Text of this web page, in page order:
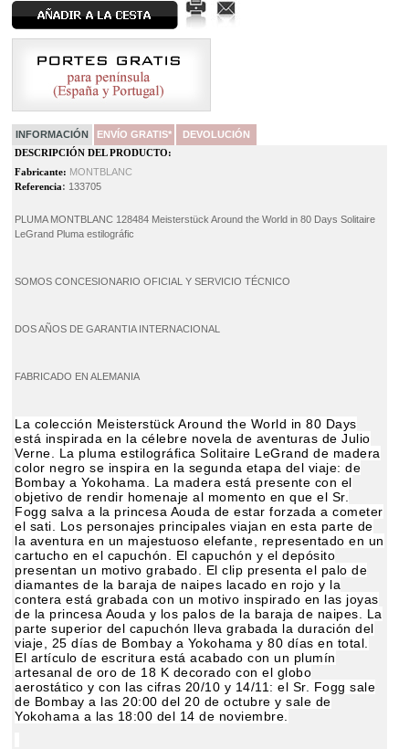
INFORMACIÓN ENVÍO GRATIS*
DEVOLUCIÓN
DESCRIPCIÓN DEL PRODUCTO:
Fabricante: MONTBLANC
Referencia: 133705
PLUMA MONTBLANC 128484 Meisterstück Around the World in 80 Days Solitaire
LeGrand Pluma estilográfic
SOMOS CONCESIONARIO OFICIAL Y SERVICIO TÉCNICO
DOS AÑOS DE GARANTIA INTERNACIONAL
FABRICADO EN ALEMANIA
La colección Meisterstück Around the World in 80 Days
está inspirada en la célebre novela de aventuras de Julio
Verne. La pluma estilográfica Solitaire LeGrand de madera
color negro se inspira en la segunda etapa del viaje: de
Bombay a Yokohama. La madera está presente con el
objetivo de rendir homenaje al momento en que el Sr.
Fogg salva a la princesa Aouda de estar forzada a cometer
el sati. Los personajes principales viajan en esta parte de
la aventura en un majestuoso elefante, representado en un
cartucho en el capuchón. El capuchón y el depósito
presentan un motivo grabado. El clip presenta el palo de
diamantes de la baraja de naipes lacado en rojo y la
contera está grabada con un motivo inspirado en las joyas
de la princesa Aouda y los palos de la baraja de naipes. La
parte superior del capuchón lleva grabada la duración del
viaje, 25 días de Bombay a Yokohama y 80 días en total.
El artículo de escritura está acabado con un plumín
artesanal de oro de 18 K decorado con el globo
aerostático y con las cifras 20/10 y 14/11: el Sr. Fogg sale
de Bombay a las 20:00 del 20 de octubre y sale de
Yokohama a las 18:00 del 14 de noviembre.